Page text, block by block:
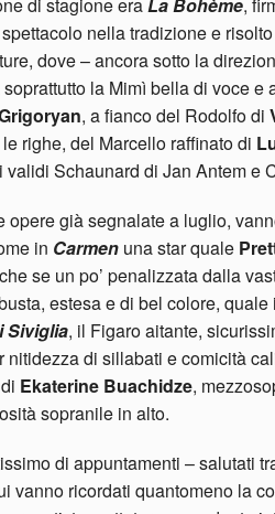
di stagione eraLaBohème,
nella tradizione e
dove – ancora sotto la
la Mimì bella di voce e
, a fianco del Rodolfo di
righe, del Marcello raffinato di
Schaunard di Jan Antem e
opere già segnalate a luglio,
in Carmen una star quale
se un po’ penalizzata dalla
estesa e di bel colore,
Siviglia, il Figaro aitante,
nitidezza di sillabati e comicità
Ekaterine Buachidze,
sopranile in alto.
di appuntamenti – salutati
vanno ricordati quantomeno la